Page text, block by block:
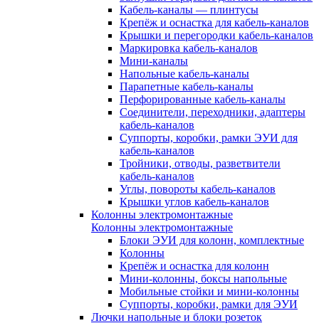
Кабель-каналы — плинтусы
Крепёж и оснастка для кабель-каналов
Крышки и перегородки кабель-каналов
Маркировка кабель-каналов
Мини-каналы
Напольные кабель-каналы
Парапетные кабель-каналы
Перфорированные кабель-каналы
Соединители, переходники, адаптеры
кабель-каналов
Суппорты, коробки, рамки ЭУИ для
кабель-каналов
Тройники, отводы, разветвители
кабель-каналов
Углы, повороты кабель-каналов
Крышки углов кабель-каналов
Колонны электромонтажные
Колонны электромонтажные
Блоки ЭУИ для колонн, комплектные
Колонны
Крепёж и оснастка для колонн
Мини-колонны, боксы напольные
Мобильные стойки и мини-колонны
Суппорты, коробки, рамки для ЭУИ
Лючки напольные и блоки розеток